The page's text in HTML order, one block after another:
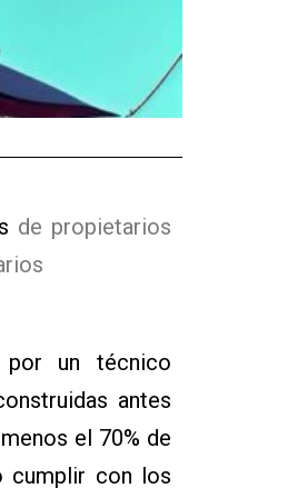
de propietarios
por un técnico
antes
el 70% de
cumplir con los